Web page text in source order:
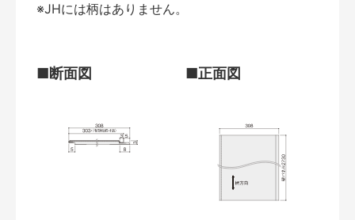
※JHには柄はありません。
■断面図 ■正面図